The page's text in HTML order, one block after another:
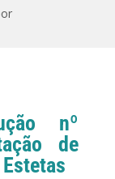
nº
de